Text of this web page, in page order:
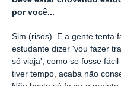
por você...
Sim (risos). E a gente tenta
estudante dizer 'vou fazer
só viaja', como se fosse
tiver tempo, acaba não